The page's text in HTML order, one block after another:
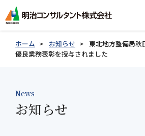
会社情報
製品紹介
ホーム お知らせ
東北地方整備局秋
優良業務表彰を授与されました
News
お知らせ